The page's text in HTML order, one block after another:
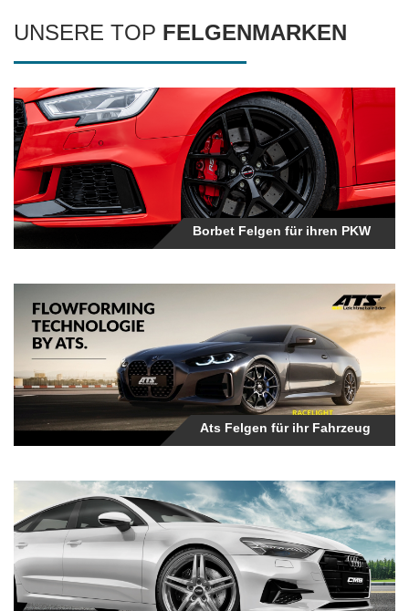
UNSERE TOP FELGENMARKEN
Borbet Felgen
Borbet Felgen für ihren PKW
Ats Felgen für ihr Fahrzeug
CMS Felgen